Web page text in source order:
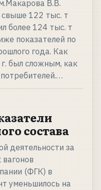
В.В.
122 тыс. т
более 124 тыс. т
показателей по
года. Как
был сложным, как
состава
деятельности за
(ФГК) в
уменьшилось на